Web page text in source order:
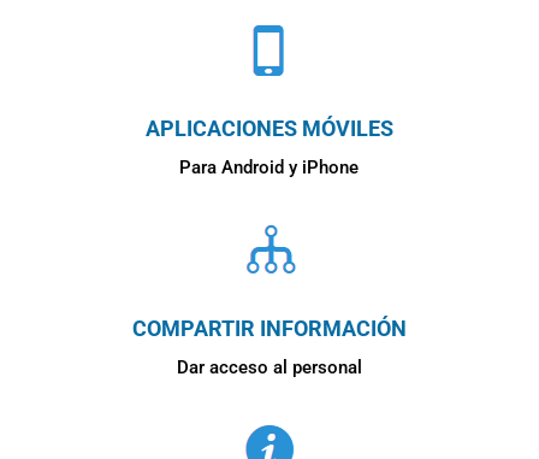
APLICACIONES MÓVILES
Para Android y iPhone
COMPARTIR INFORMACIÓN
Dar acceso al personal